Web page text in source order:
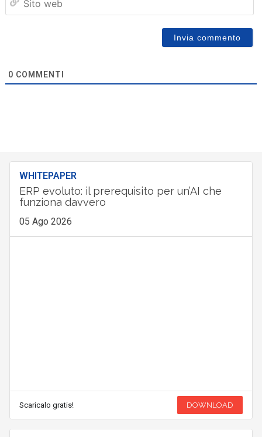
0 COMMENTI
WHITEPAPER
ERP evoluto: il prerequisito per un’AI che
funziona davvero
05 Ago 2026
Scaricalo gratis! DOWNLOAD